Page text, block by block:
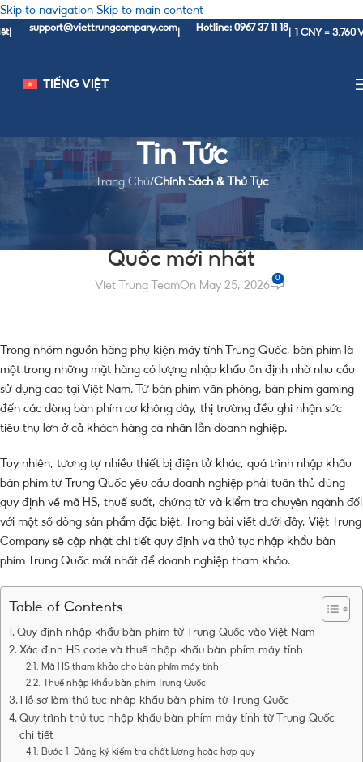
Skip to navigation Skip to main content
support@viettrungcompany.com| Hotline: 0967 37 11 18| 1 CNY = 3,760 VND|
TIẾNG VIỆT
Tin Tức
Trang Chủ/Chính Sách & Thủ Tục
CHÍNH SÁCH & THỦ TỤC
Thủ tục nhập khẩu bàn phím Trung
Quốc mới nhất
Viet Trung TeamOn May 25, 2026
0
Trong nhóm nguồn hàng phụ kiện máy tính Trung Quốc, bàn phím là
một trong những mặt hàng có lượng nhập khẩu ổn định nhờ nhu cầu
sử dụng cao tại Việt Nam. Từ bàn phím văn phòng, bàn phím gaming
đến các dòng bàn phím cơ không dây, thị trường đều ghi nhận sức
tiêu thụ lớn ở cả khách hàng cá nhân lẫn doanh nghiệp.
Tuy nhiên, tương tự nhiều thiết bị điện tử khác, quá trình nhập khẩu
bàn phím từ Trung Quốc yêu cầu doanh nghiệp phải tuân thủ đúng
quy định về mã HS, thuế suất, chứng từ và kiểm tra chuyên ngành đối
với một số dòng sản phẩm đặc biệt. Trong bài viết dưới đây, Việt Trung
Company sẽ cập nhật chi tiết quy định và thủ tục nhập khẩu bàn
phím Trung Quốc mới nhất để doanh nghiệp tham khảo.
Table of Contents
Quy định nhập khẩu bàn phím từ Trung Quốc vào Việt Nam
Xác định HS code và thuế nhập khẩu bàn phím máy tính
Mã HS tham khảo cho bàn phím máy tính
Thuế nhập khẩu bàn phím Trung Quốc
Hồ sơ làm thủ tục nhập khẩu bàn phím từ Trung Quốc
Quy trình thủ tục nhập khẩu bàn phím máy tính từ Trung Quốc
chi tiết
Bước 1: Đăng ký kiểm tra chất lượng hoặc hợp quy